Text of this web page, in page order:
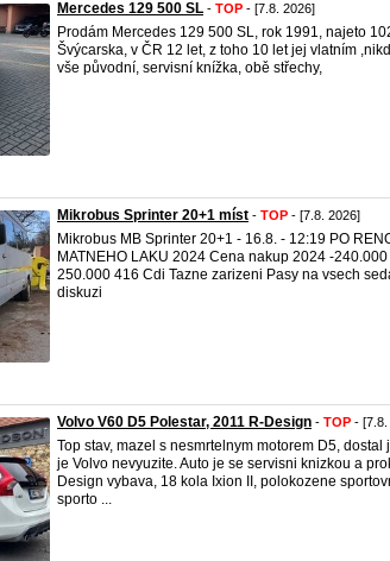
Mercedes 129 500 SL - TOP - [7.8. 2026]
Prodám Mercedes 129 500 SL, rok 1991, najeto
Švýcarska, v ČR 12 let, z toho 10 let jej vlatním
vše původní, servisní knížka, obě střechy,
Mikrobus Sprinter 20+1 míst - TOP - [7.8. 2026]
Mikrobus MB Sprinter 20+1 - 16.8. - 12:19 PO
MATNEHO LAKU 2024 Cena nakup 2024 -
250.000 416 Cdi Tazne zarizeni Pasy na vsech
diskuzi
Volvo V60 D5 Polestar, 2011 R-Design - TOP - [7.8.
Top stav, mazel s nesmrtelnym motorem D5,
je Volvo nevyuzite. Auto je se servisni knizkou a
Design vybava, 18 kola Ixion II, polokozene
sporto ...